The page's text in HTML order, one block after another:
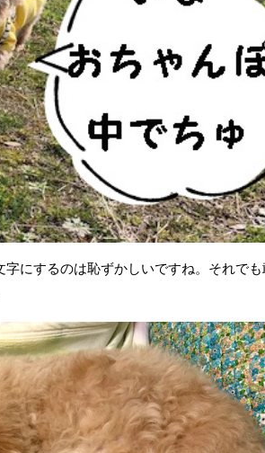
にするのは恥ずかしいですね。それでも